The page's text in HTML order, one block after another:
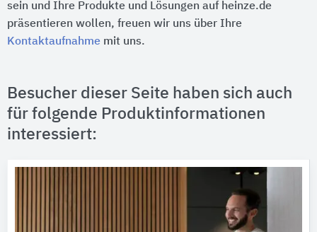
sein und Ihre Produkte und Lösungen auf heinze.de
präsentieren wollen, freuen wir uns über Ihre
Kontaktaufnahme mit uns.
Besucher dieser Seite haben sich auch
für folgende Produktinformationen
interessiert: